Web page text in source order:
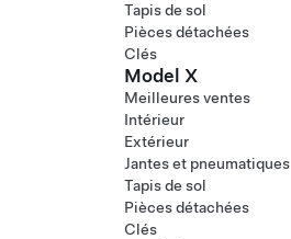
Tapis de sol
Pièces détachées
Clés
Model X
Meilleures ventes
Intérieur
Extérieur
Jantes et pneumatiques
Tapis de sol
Pièces détachées
Clés